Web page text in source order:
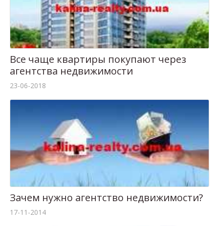
Все чаще квартиры покупают через
агентства недвижимости
23-06-2018
Зачем нужно агентство недвижимости?
17-11-2014